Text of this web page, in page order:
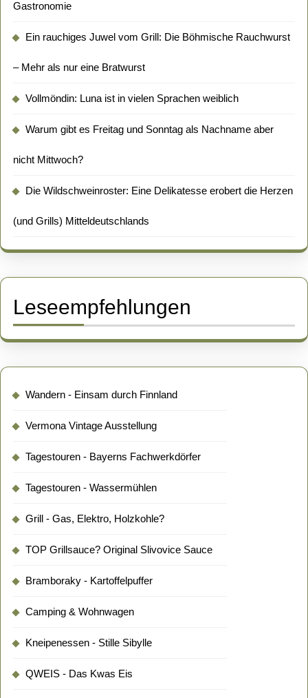
Gastronomie
Ein rauchiges Juwel vom Grill: Die Böhmische Rauchwurst
– Mehr als nur eine Bratwurst
Vollmöndin: Luna ist in vielen Sprachen weiblich
Warum gibt es Freitag und Sonntag als Nachname aber
nicht Mittwoch?
Die Wildschweinroster: Eine Delikatesse erobert die Herzen
(und Grills) Mitteldeutschlands
Leseempfehlungen
Wandern - Einsam durch Finnland
Vermona Vintage Ausstellung
Tagestouren - Bayerns Fachwerkdörfer
Tagestouren - Wassermühlen
Grill - Gas, Elektro, Holzkohle?
TOP Grillsauce? Original Slivovice Sauce
Bramboraky - Kartoffelpuffer
Camping & Wohnwagen
Kneipenessen - Stille Sibylle
QWEIS - Das Kwas Eis